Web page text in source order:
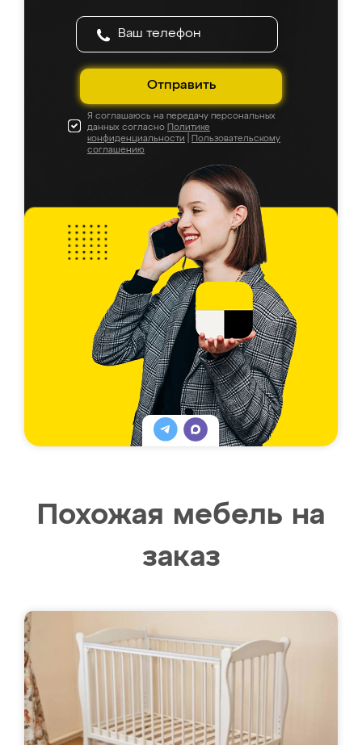
Отправить
Я соглашаюсь на передачу персональных
данных согласно Политике
конфиденциальности
Пользовательскому
соглашению
Похожая мебель на
заказ